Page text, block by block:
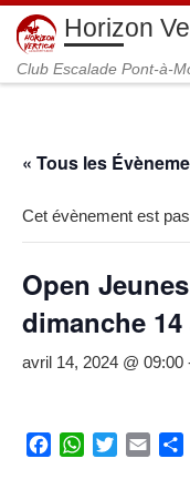
Passer au contenu
Horizon
Club Escalade Pont-à-
« Tous les
Cet évènement est
Open
dimanche
avril 14, 2024 @ 09:00
W